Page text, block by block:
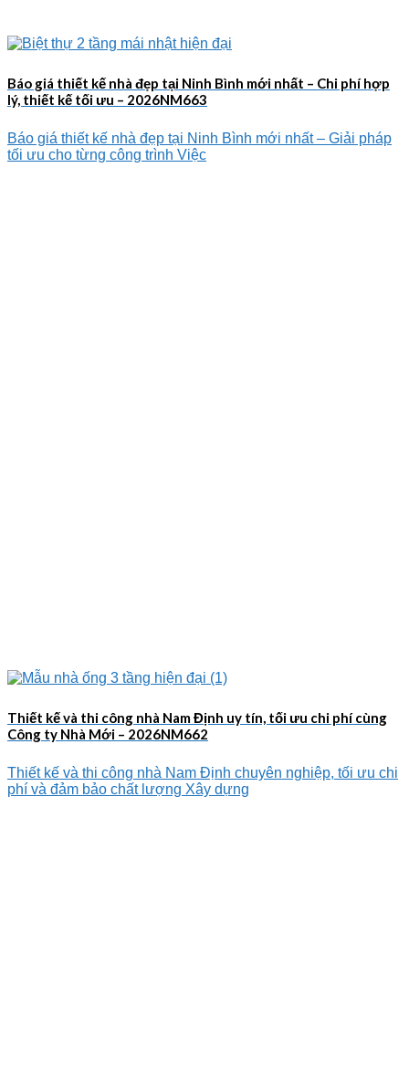
Báo giá thiết kế nhà đẹp tại Ninh Bình mới nhất – Chi phí hợp
lý, thiết kế tối ưu – 2026NM663
Báo giá thiết kế nhà đẹp tại Ninh Bình mới nhất – Giải pháp
tối ưu cho từng công trình Việc
Thiết kế và thi công nhà Nam Định uy tín, tối ưu chi phí cùng
Công ty Nhà Mới – 2026NM662
Thiết kế và thi công nhà Nam Định chuyên nghiệp, tối ưu chi
phí và đảm bảo chất lượng Xây dựng